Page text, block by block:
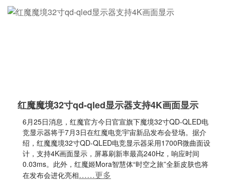
红魔魔境32寸qd-qled显示器支持4K画面显示
6月25日消息，红魔官方今日官宣旗下魔境32寸QD-QLED电
竞显示器将于7月3日在红魔电竞宇宙新品发布会登场。据介
绍，红魔魔境32寸QD-QLED电竞显示器采用1700R微曲面设
计，支持4K画面显示，屏幕刷新率最高240Hz，响应时间
0.03ms。此外，红魔姬Mora智慧体“时空之旅”全新皮肤也将
在发布会进化亮相……更多